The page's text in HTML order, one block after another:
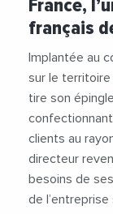
France,
français
Implantée au
sur le territoire
tire son
clients au
directeur
besoins de
de